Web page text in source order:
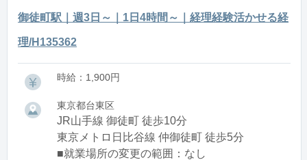
御徒町駅｜週3日～｜1日4時間～｜経理経験活かせる経
理/H135362
時給：1,900円
東京都台東区
JR山手線 御徒町 徒歩10分
東京メトロ日比谷線 仲御徒町 徒歩5分
■就業場所の変更の範囲：なし